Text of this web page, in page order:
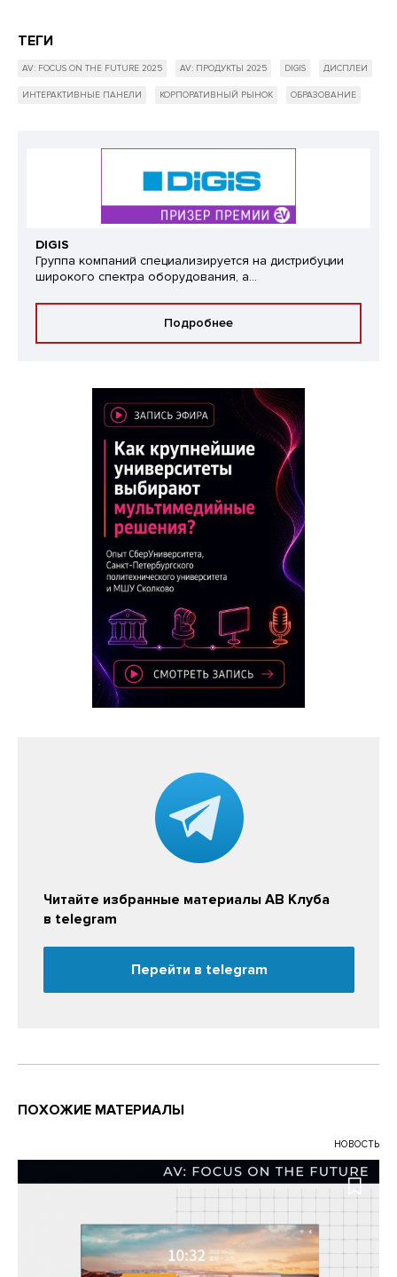
ТЕГИ
AV: FOCUS ON THE FUTURE 2025 AV: ПРОДУКТЫ 2025 DIGIS ДИСПЛЕИ
ИНТЕРАКТИВНЫЕ ПАНЕЛИ КОРПОРАТИВНЫЙ РЫНОК ОБРАЗОВАНИЕ
DIGIS
Группа компаний специализируется на дистрибуции
широкого спектра оборудования, а...
Подробнее
Читайте избранные материалы АВ Клуба
в telegram
Перейти в telegram
ПОХОЖИЕ МАТЕРИАЛЫ
НОВОСТЬ